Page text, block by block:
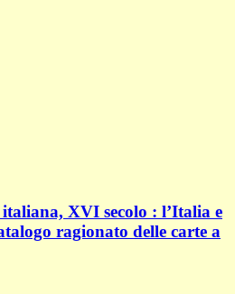
XVI secolo : l’Italia e
ragionato delle carte a